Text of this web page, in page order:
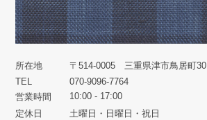
所在地
〒514-0005 三重県津市鳥居町30
TEL
070-9096-7764
営業時間
10:00 - 17:00
定休日
土曜日・日曜日・祝日